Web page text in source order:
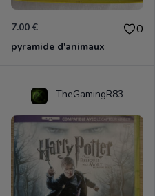
7.00 € 0
pyramide d'animaux
TheGamingR83